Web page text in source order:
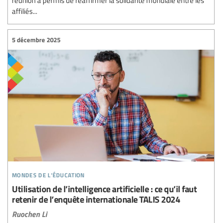
affiliés...
mondes de l'éducation
5 décembre 2025
Utilisation de l’intelligence artificielle : ce qu’il faut
retenir de l’enquête internationale TALIS 2024
Ruochen Li